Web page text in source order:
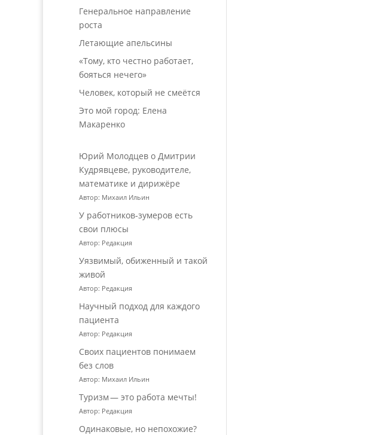
Генеральное направление
роста
Летающие апельсины
«Тому, кто честно работает,
бояться нечего»
Человек, который не смеётся
Это мой город: Елена
Макаренко
Юрий Молодцев о Дмитрии
Кудрявцеве, руководителе,
математике и дирижёре
Автор: Михаил Ильин
У работников‑зумеров есть
свои плюсы
Автор: Редакция
Уязвимый, обиженный и такой
живой
Автор: Редакция
Научный подход для каждого
пациента
Автор: Редакция
Своих пациентов понимаем
без слов
Автор: Михаил Ильин
Туризм — это работа мечты!
Автор: Редакция
Одинаковые, но непохожие?